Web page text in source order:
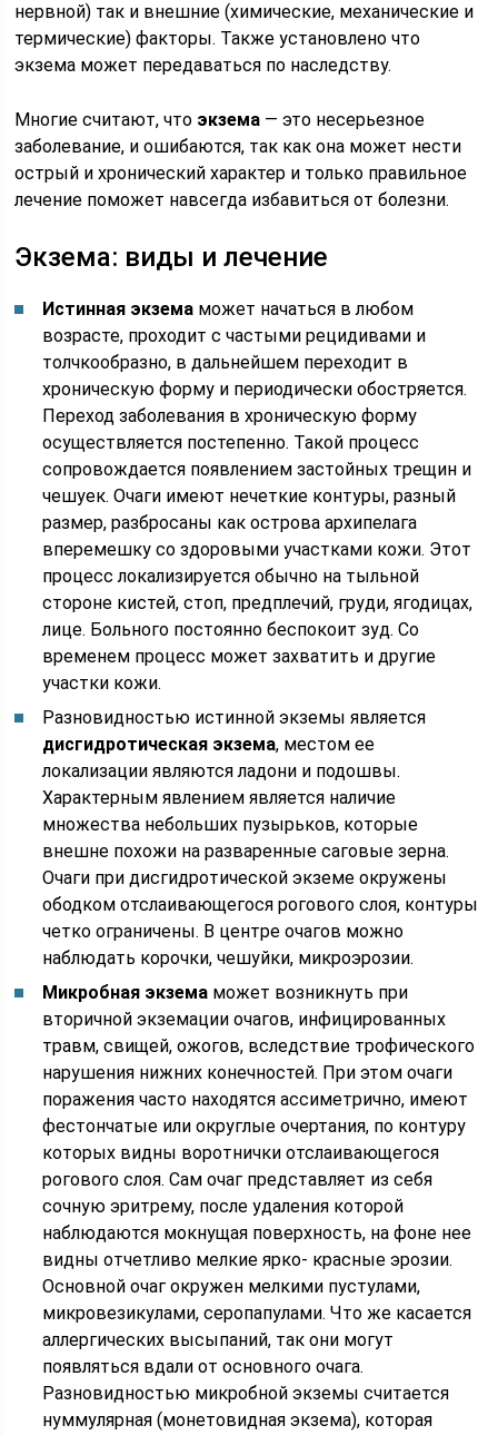
нервной) так и внешние (химические, механические и
термические) факторы. Также установлено что
экзема может передаваться по наследству.
Многие считают, что экзема — это несерьезное
заболевание, и ошибаются, так как она может нести
острый и хронический характер и только правильное
лечение поможет навсегда избавиться от болезни.
Экзема: виды и лечение
Истинная экзема может начаться в любом
возрасте, проходит с частыми рецидивами и
толчкообразно, в дальнейшем переходит в
хроническую форму и периодически обостряется.
Переход заболевания в хроническую форму
осуществляется постепенно. Такой процесс
сопровождается появлением застойных трещин и
чешуек. Очаги имеют нечеткие контуры, разный
размер, разбросаны как острова архипелага
вперемешку со здоровыми участками кожи. Этот
процесс локализируется обычно на тыльной
стороне кистей, стоп, предплечий, груди, ягодицах,
лице. Больного постоянно беспокоит зуд. Со
временем процесс может захватить и другие
участки кожи.
Разновидностью истинной экземы является
дисгидротическая экзема, местом ее
локализации являются ладони и подошвы.
Характерным явлением является наличие
множества небольших пузырьков, которые
внешне похожи на разваренные саговые зерна.
Очаги при дисгидротической экземе окружены
ободком отслаивающегося рогового слоя, контуры
четко ограничены. В центре очагов можно
наблюдать корочки, чешуйки, микроэрозии.
Микробная экзема может возникнуть при
вторичной экземации очагов, инфицированных
травм, свищей, ожогов, вследствие трофического
нарушения нижних конечностей. При этом очаги
поражения часто находятся ассиметрично, имеют
фестончатые или округлые очертания, по контуру
которых видны воротнички отслаивающегося
рогового слоя. Сам очаг представляет из себя
сочную эритрему, после удаления которой
наблюдаются мокнущая поверхность, на фоне нее
видны отчетливо мелкие ярко- красные эрозии.
Основной очаг окружен мелкими пустулами,
микровезикулами, серопапулами. Что же касается
аллергических высыпаний, так они могут
появляться вдали от основного очага.
Разновидностью микробной экземы считается
нуммулярная (монетовидная экзема), которая